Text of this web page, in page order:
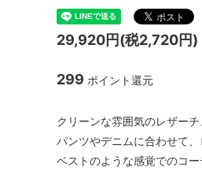
29,920円(税2,720円)
299 ポイント還元
クリーンな雰囲気のレザーチ
パンツやデニムに合わせて、
ベストのような感覚でのコー